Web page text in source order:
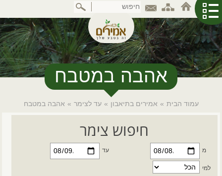
לתוכן
המרכזי
אהבה במטבח
עמוד הבית » אמירים בתיאבון » עד לצימר » אהבה במטבח
חיפוש צימר
מ עד
למי